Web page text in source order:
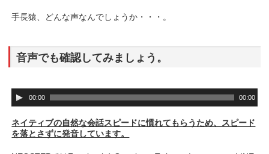
手長猿、どんな声なんでしょうか・・・。
音声でも確認してみましょう。
音
声
レ
ー
00:00 00:00
ネイティブの自然な会話スピードに慣れてもらうため、スピード
を落とさずに発音しています。